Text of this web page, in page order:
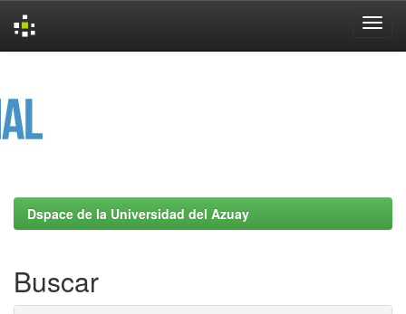
Dspace de la Universidad del Azuay
Buscar